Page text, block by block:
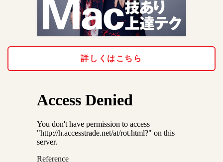
詳しくはこちら